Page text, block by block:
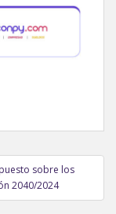
sobre los
2040/2024